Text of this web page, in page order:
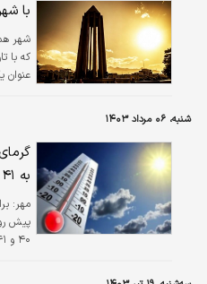
با
شهر
عنوان
شنبه، ۰۶ مرداد ۱۴۰۳
به ۴۱ درجه می‌رسد
مهر:
پیش